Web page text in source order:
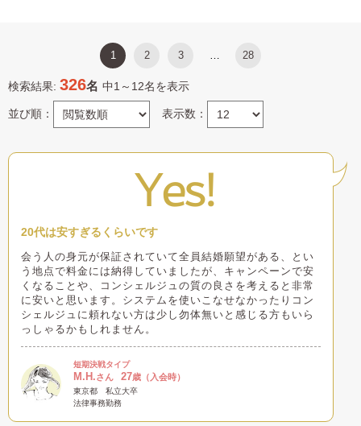
1 2 3 … 28
検索結果: 326名 中1～12名を表示
並び順： 表示数：
Yes!
20代は安すぎるくらいです
会う人の身元が保証されていて全員結婚願望がある、とい
う地点で料金には納得していましたが、キャンペーンで安
くなることや、コンシェルジュの質の良さを考えると非常
に安いと思います。システムを使いこなせなかったりコン
シェルジュに頼れない方は少し勿体無いと感じる方もいら
っしゃるかもしれません。
短期決戦タイプ
M.H.さん 27歳（入会時）
東京都
私立大卒
法律事務勤務